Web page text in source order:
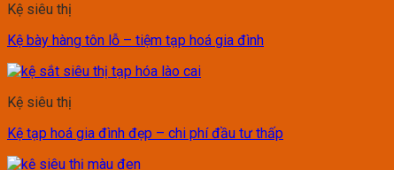
Kệ siêu thị
Kệ bày hàng tôn lỗ – tiệm tạp hoá gia đình
Kệ siêu thị
Kệ tạp hoá gia đình đẹp – chi phí đầu tư thấp